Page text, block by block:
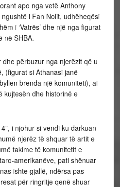
apo nga vetë Anthony
i Fan Nolit, udhëheqësi
i ‘Vatrës’ dhe një nga figurat
në SHBA.
përbuzur nga njerëzit që u
(figurat si Athanasi janë
brenda një komuniteti), ai
kujtesën dhe historinë e
i njohur si vendi ku darkuan
njerëz të shquar të artit e
takime të komunitetit e
amerikanëve, pati shënuar
ishte gjallë, ndërsa pas
për ringritje qenë shuar